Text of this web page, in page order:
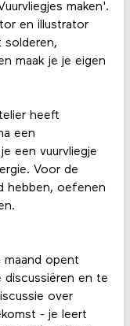
maken'.
en illustrator
solderen,
maak je je eigen
heeft
een
een vuurvliegje
Voor de
hebben, oefenen
maand opent
discussiëren en te
over
- je leert